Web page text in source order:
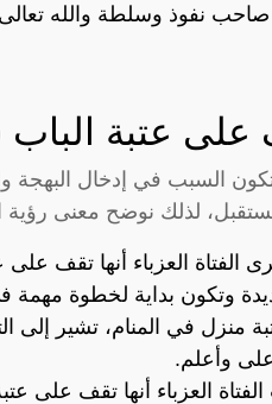
نفوذ وسلطة والله
على عتبة الباب
السبب في إدخال البهجة
لذلك نوضح معنى
الفتاة العزباء أنها تقف
وتكون بداية لخطوة مهمة
منزل في المنام، تشير إلى
وأعلم.
الفتاة العزباء أنها تقف